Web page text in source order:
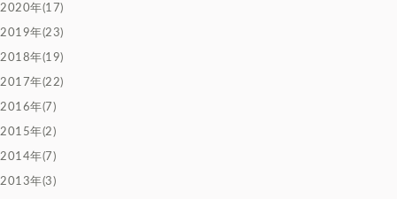
2020年(17)
2019年(23)
2018年(19)
2017年(22)
2016年(7)
2015年(2)
2014年(7)
2013年(3)